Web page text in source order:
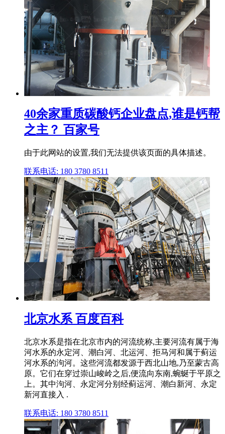
40余家重质碳酸钙企业盘点,谁是钙帮
之主？ 百家号
由于此网站的设置,我们无法提供该页面的具体描述。
联系电话: 180 3780 8511
北京水系 百度百科
北京水系是指在北京市内的河流统称,主要河流有属于海
河水系的永定河、潮白河、北运河、拒马河和属于蓟运
河水系的泃河。这些河流都发源于西北山地,乃至蒙古高
原。它们在穿过崇山峻岭之后,便流向东南,蜿蜒于平原之
上。其中泃河、永定河分别经蓟运河、潮白新河、永定
新河直接入 .
联系电话: 180 3780 8511